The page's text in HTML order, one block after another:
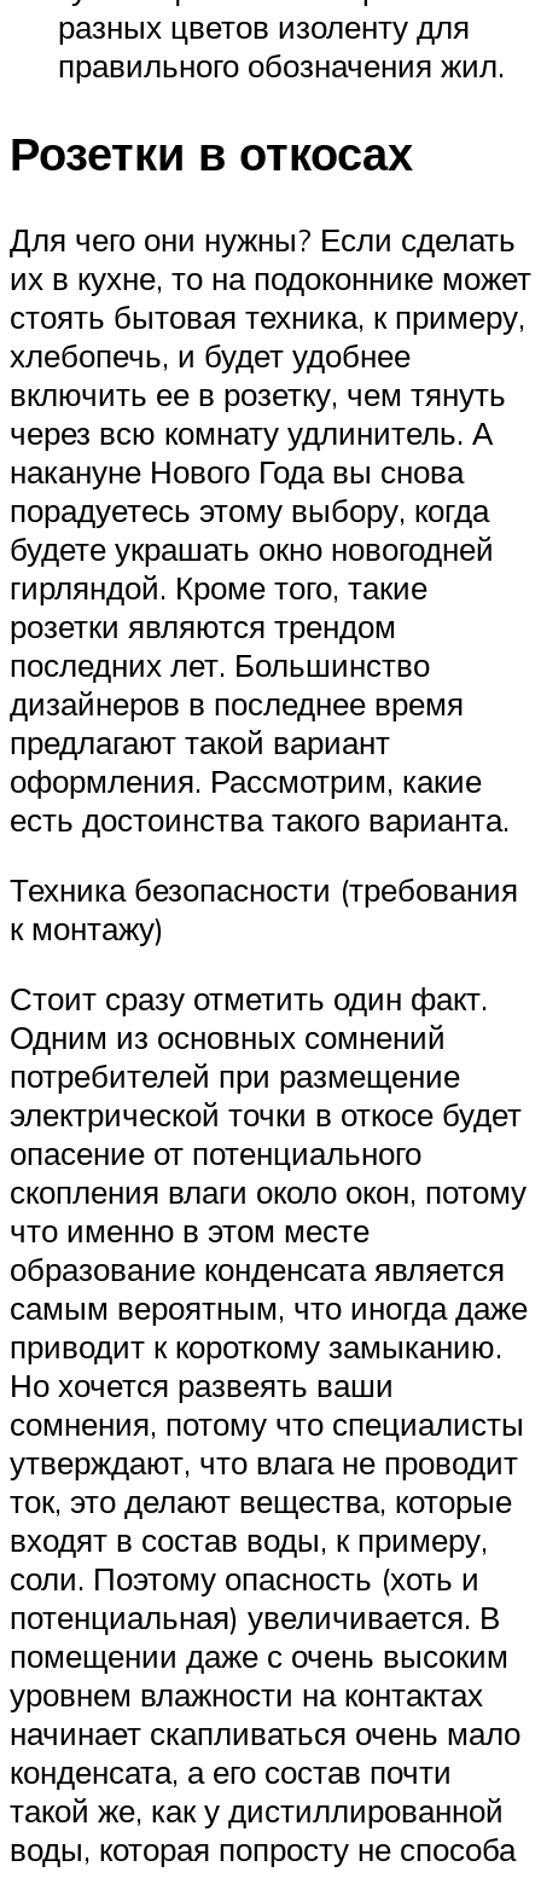
разных цветов изоленту для
правильного обозначения жил.
Розетки в откосах
Для чего они нужны? Если сделать
их в кухне, то на подоконнике может
стоять бытовая техника, к примеру,
хлебопечь, и будет удобнее
включить ее в розетку, чем тянуть
через всю комнату удлинитель. А
накануне Нового Года вы снова
порадуетесь этому выбору, когда
будете украшать окно новогодней
гирляндой. Кроме того, такие
розетки являются трендом
последних лет. Большинство
дизайнеров в последнее время
предлагают такой вариант
оформления. Рассмотрим, какие
есть достоинства такого варианта.
Техника безопасности (требования
к монтажу)
Стоит сразу отметить один факт.
Одним из основных сомнений
потребителей при размещение
электрической точки в откосе будет
опасение от потенциального
скопления влаги около окон, потому
что именно в этом месте
образование конденсата является
самым вероятным, что иногда даже
приводит к короткому замыканию.
Но хочется развеять ваши
сомнения, потому что специалисты
утверждают, что влага не проводит
ток, это делают вещества, которые
входят в состав воды, к примеру,
соли. Поэтому опасность (хоть и
потенциальная) увеличивается. В
помещении даже с очень высоким
уровнем влажности на контактах
начинает скапливаться очень мало
конденсата, а его состав почти
такой же, как у дистиллированной
воды, которая попросту не способа